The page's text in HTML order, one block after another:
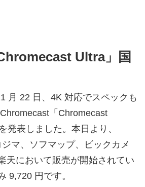
Ultra」国
月 22 日、4K 対応でスペックも
「Chromecast
発表しました。本日より、
マ、ソフマップ、ビックカメ
天において販売が開始されてい
9,720 円です。